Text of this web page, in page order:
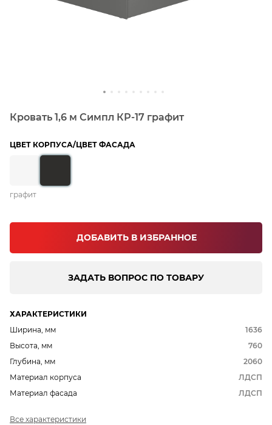
Кровать 1,6 м Симпл КР-17 графит
ЦВЕТ КОРПУСА/ЦВЕТ ФАСАДА
графит
ДОБАВИТЬ В ИЗБРАННОЕ
ЗАДАТЬ ВОПРОС ПО ТОВАРУ
ХАРАКТЕРИСТИКИ
Ширина, мм
1636
Высота, мм
760
Глубина, мм
2060
Материал корпуса
ЛДСП
Материал фасада
ЛДСП
Все характеристики